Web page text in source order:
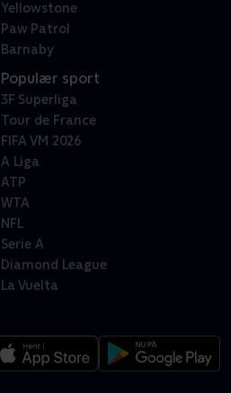
Yellowstone
Paw Patrol
Barnaby
Populær sport
3F Superliga
Tour de France
FIFA VM 2026
A Liga
ATP
WTA
NFL
Serie A
Diamond League
La Vuelta